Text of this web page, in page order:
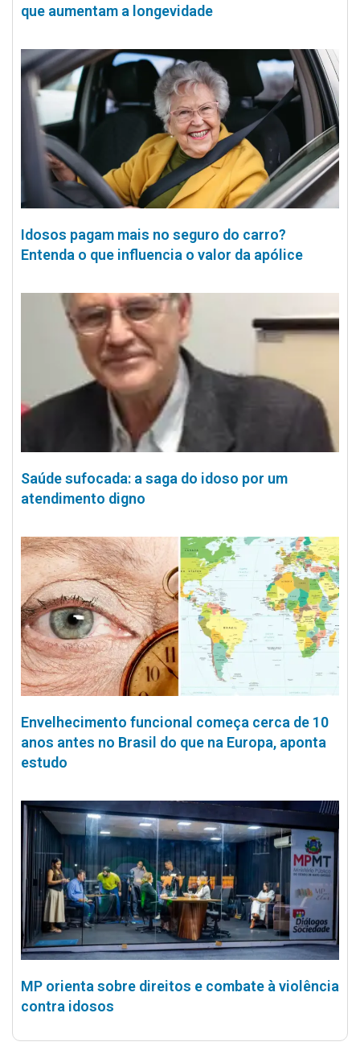
que aumentam a longevidade
Idosos pagam mais no seguro do carro?
Entenda o que influencia o valor da apólice
Saúde sufocada: a saga do idoso por um
atendimento digno
Envelhecimento funcional começa cerca de 10
anos antes no Brasil do que na Europa, aponta
estudo
MP orienta sobre direitos e combate à violência
contra idosos